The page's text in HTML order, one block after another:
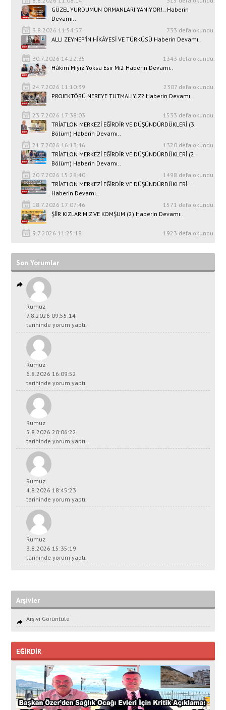
GÜZEL YURDUMUN ORMANLARI YANIYOR!.. Haberin
Devamı..
3.8.2026 11:54:57
733 defa okundu.
ALLI ZEYNEP’İN HİKÂYESİ VE TÜRKÜSÜ Haberin Devamı..
30.7.2026 14:22:35
1343 defa okundu.
Hâkim Miyiz Yoksa Esir Mi2 Haberin Devamı..
24.7.2026 11:10:39
2307 defa okundu.
PROJEKTÖRÜ NEREYE TUTMALIYIZ? Haberin Devamı..
23.7.2026 17:38:03
1533 defa okundu.
TRİATLON MERKEZİ EĞİRDİR VE DÜŞÜNDÜRDÜKLERİ (3.
Bölüm) Haberin Devamı..
21.7.2026 16:13:46
1320 defa okundu.
TRİATLON MERKEZİ EĞİRDİR VE DÜŞÜNDÜRDÜKLERİ (2.
Bölüm) Haberin Devamı..
20.7.2026 15:28:40
1498 defa okundu.
TRİATLON MERKEZİ EĞİRDİR VE DÜŞÜNDÜRDÜKLERİ...
Haberin Devamı..
18.7.2026 17:07:46
1571 defa okundu.
ŞİİR KIZLARIMIZ VE KOMŞUM (2) Haberin Devamı..
9.7.2026 11:25:18 1923 defa okundu.
Son Yorumlar
Rumuz
7.8.2026 09:55:14
tarihinde yorum yaptı.
Rumuz
6.8.2026 16:09:52
tarihinde yorum yaptı.
Rumuz
5.8.2026 20:06:22
tarihinde yorum yaptı.
Rumuz
4.8.2026 18:45:23
tarihinde yorum yaptı.
Rumuz
3.8.2026 15:35:19
tarihinde yorum yaptı.
Arşivler
Arşivi Görüntüle
EĞİRDİR